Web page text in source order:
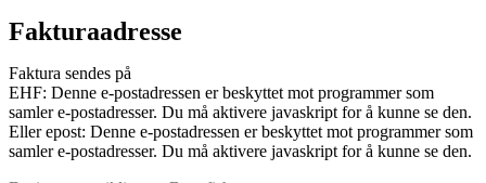
Fakturaadresse
Faktura sendes på
EHF: Denne e-postadressen er beskyttet mot programmer som
samler e-postadresser. Du må aktivere javaskript for å kunne se den.
Eller epost: Denne e-postadressen er beskyttet mot programmer som
samler e-postadresser. Du må aktivere javaskript for å kunne se den.